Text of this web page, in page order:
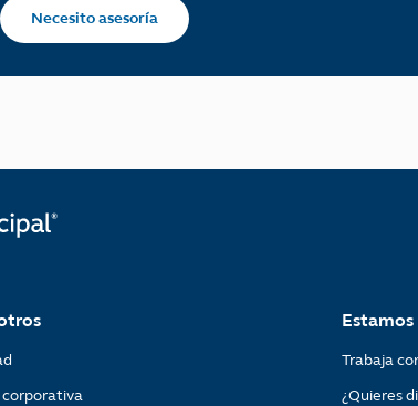
Necesito asesoría
Trabaja
¿Quieres